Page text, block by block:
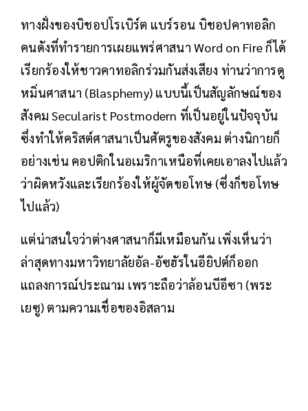
ทางฝั่งของบิชอปโรเบิร์ต แบร์รอน บิชอปคาทอลิก
คนดังที่ทำรายการเผยแพร่ศาสนา Word on Fire ก็ได้
เรียกร้องให้ชาวคาทอลิกร่วมกันส่งเสียง ท่านว่าการดู
หมิ่นศาสนา (Blasphemy) แบบนี้เป็นสัญลักษณ์ของ
สังคม Secularist Postmodern ที่เป็นอยู่ในปัจจุบัน
ซึ่งทำให้คริสต์ศาสนาเป็นศัตรูของสังคม ต่างนิกายก็
อย่างเช่น คอปติกในอเมริกาเหนือที่เคยเอาลงไปแล้ว
ว่าผิดหวังและเรียกร้องให้ผู้จัดขอโทษ (ซึ่งก็ขอโทษ
ไปแล้ว)
แต่น่าสนใจว่าต่างศาสนาก็มีเหมือนกัน เพิ่งเห็นว่า
ล่าสุดทางมหาวิทยาลัยอัล-อัซฮัรในอียิปต์ก็ออก
แถลงการณ์ประณาม เพราะถือว่าล้อนบีอีซา (พระ
เยซู) ตามความเชื่อของอิสลาม